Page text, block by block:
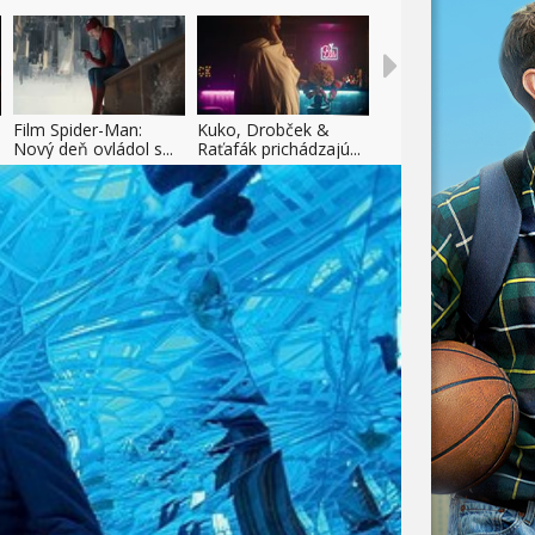
Film Spider-Man:
Nový deň ovládol s...
Kuko, Drobček &
Raťafák prichádzajú...